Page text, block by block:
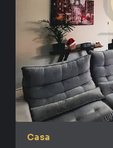
Casa